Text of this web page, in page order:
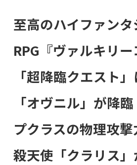
至高のハイファンタ
RPG『ヴァルキリー
「超降臨クエスト
「オヴニル」が降
プクラスの物理攻
殺天使「クラリス」